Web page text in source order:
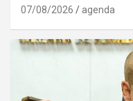
07/08/2026 agenda